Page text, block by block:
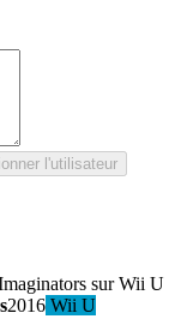
l'utilisateur
2016 Wii U